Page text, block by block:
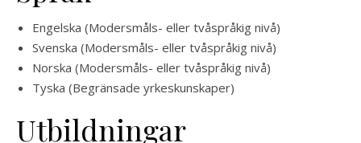
Engelska (Modersmåls- eller tvåspråkig nivå)
Svenska (Modersmåls- eller tvåspråkig nivå)
Norska (Modersmåls- eller tvåspråkig nivå)
Tyska (Begränsade yrkeskunskaper)
Utbildningar